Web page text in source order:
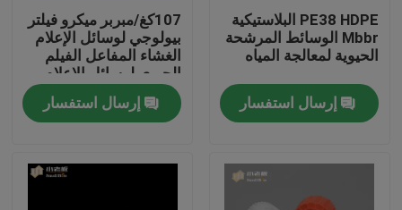
PE38 HDPE البلاستيكية
Mbbr الوسائط المرشحة
الحيوية لمعالجة المياه
إرسال استفسار
107كغ/مبربر ميكرو فيلتر
بيولوجي لوسائل الإعلام
الغشاء المفاعل الفيلم
الحيوي لوسائل الإعلام
البيولوجية
إرسال استفسار